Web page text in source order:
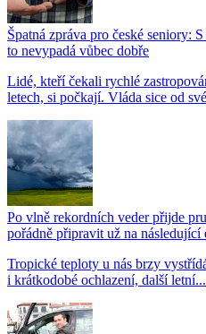
Špatná zpráva pro české seniory:
to nevypadá vůbec dobře
Lidé, kteří čekali rychlé
letech, si počkají. Vláda sice od
Po vlně rekordních veder přijde
pořádně připravit už na následující
Tropické teploty u nás brzy
i krátkodobé ochlazení, další letní...